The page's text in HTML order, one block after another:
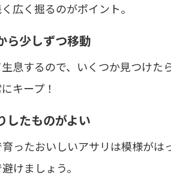
広く掘るのがポイント。
ら少しずつ移動
息するので、いくつか見つけ
キープ！
したものがよい
ったおいしいアサリは模様が
けましょう。